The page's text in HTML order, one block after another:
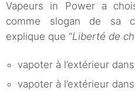
Vapeurs in Power a
comme slogan de sa
explique que “Liberté de
vapoter à l’extérieur
vapoter à l’extérieur